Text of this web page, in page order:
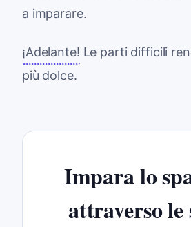
a imparare.
¡Adelante! Le parti difficili
più dolce.
Impara lo
attraverso le